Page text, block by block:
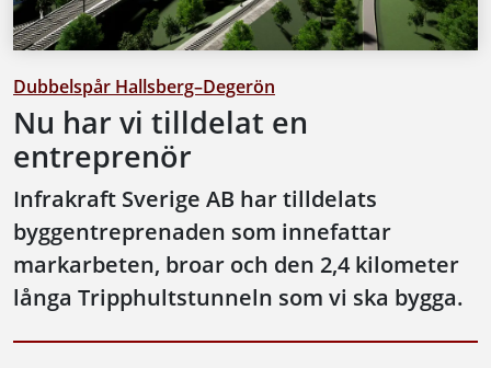
Dubbelspår Hallsberg–Degerön
Nu har vi tilldelat en
entreprenör
Infrakraft Sverige AB har tilldelats
byggentreprenaden som innefattar
markarbeten, broar och den 2,4 kilometer
långa Tripphultstunneln som vi ska bygga.